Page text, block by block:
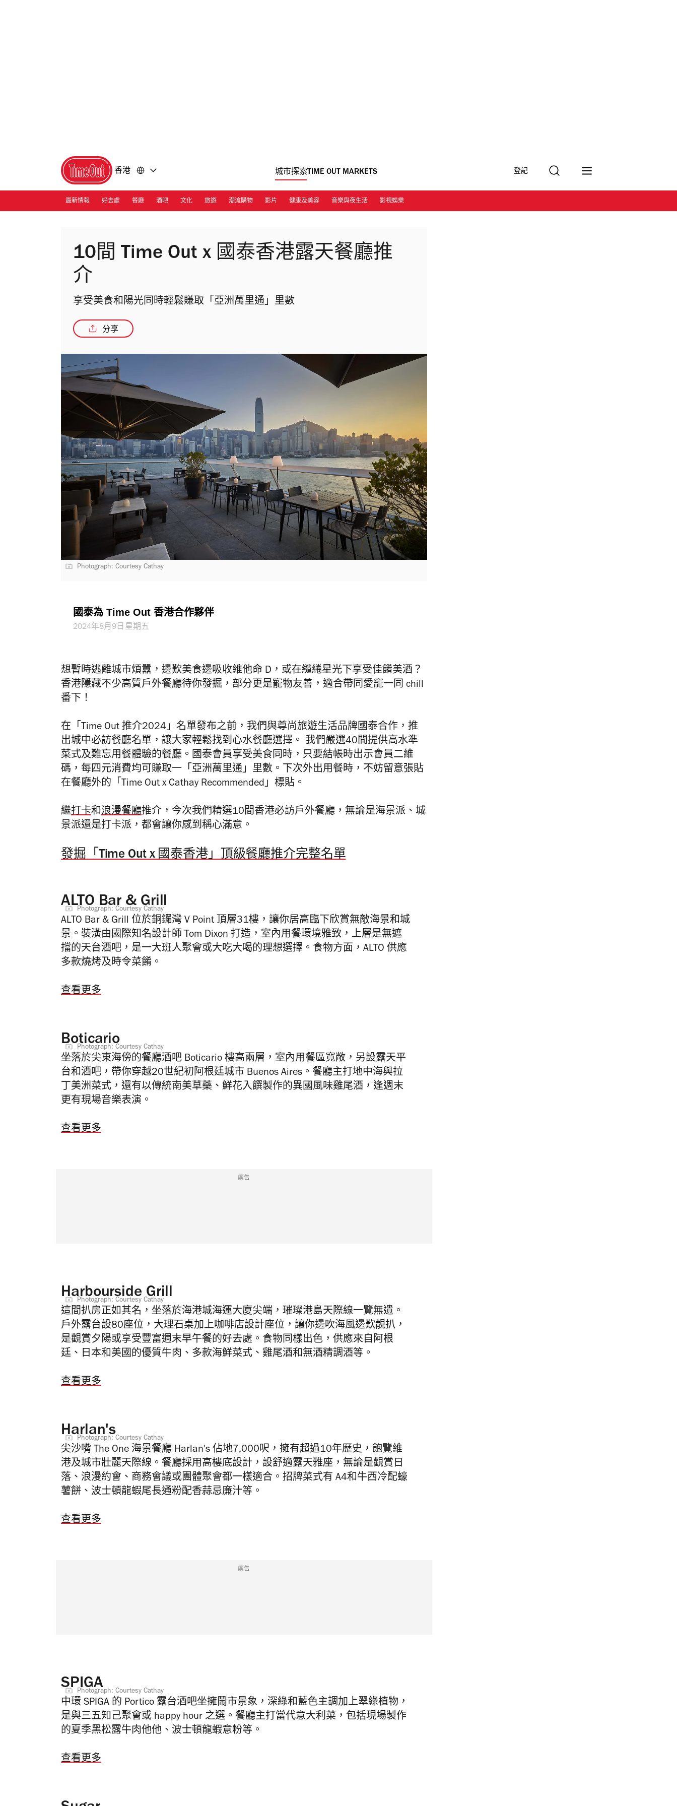
香港 城市探索TIME OUT MARKETS 登記
最新情報 好去處 餐廳 酒吧 文化 旅遊 潮流購物 影片 健康及美容 音樂與夜生活 影視娛樂
10間 Time Out x 國泰香港露天餐廳推
介
享受美食和陽光同時輕鬆賺取「亞洲萬里通」里數
分享
Photograph: Courtesy Cathay
國泰為 Time Out 香港合作夥伴
2024年8月9日星期五
想暫時逃離城市煩囂，邊歎美食邊吸收維他命 D，或在繾綣星光下享受佳餚美酒？
香港隱藏不少高質戶外餐廳待你發掘，部分更是寵物友善，適合帶同愛竉一同 chill
番下！
在「Time Out 推介2024」名單發布之前，我們與尊尚旅遊生活品牌國泰合作，推
出城中必訪餐廳名單，讓大家輕鬆找到心水餐廳選擇。 我們嚴選40間提供高水準
菜式及難忘用餐體驗的餐廳。國泰會員享受美食同時，只要結帳時出示會員二維
碼，每四元消費均可賺取一「亞洲萬里通」里數。下次外出用餐時，不妨留意張貼
在餐廳外的「Time Out x Cathay Recommended」標貼。
繼打卡和浪漫餐廳推介，今次我們精選10間香港必訪戶外餐廳，無論是海景派、城
景派還是打卡派，都會讓你感到稱心滿意。
發掘「Time Out x 國泰香港」頂級餐廳推介完整名單
ALTO Bar & Grill
Photograph: Courtesy Cathay
ALTO Bar & Grill 位於銅鑼灣 V Point 頂層31樓，讓你居高臨下欣賞無敵海景和城
景。裝潢由國際知名設計師 Tom Dixon 打造，室內用餐環境雅致，上層是無遮
擋的天台酒吧，是一大班人聚會或大吃大喝的理想選擇。食物方面，ALTO 供應
多款燒烤及時令菜餚。
查看更多
Boticario
Photograph: Courtesy Cathay
坐落於尖東海傍的餐廳酒吧 Boticario 樓高兩層，室內用餐區寬敞，另設露天平
台和酒吧，帶你穿越20世紀初阿根廷城市 Buenos Aires。餐廳主打地中海與拉
丁美洲菜式，還有以傳統南美草藥、鮮花入饌製作的異國風味雞尾酒，逢週末
更有現場音樂表演。
查看更多
廣告
Harbourside Grill
Photograph: Courtesy Cathay
這間扒房正如其名，坐落於海港城海運大廈尖端，璀璨港島天際線一覽無遺。
戶外露台設80座位，大理石桌加上咖啡店設計座位，讓你邊吹海風邊歎靚扒，
是觀賞夕陽或享受豐富週末早午餐的好去處。食物同樣出色，供應來自阿根
廷、日本和美國的優質牛肉、多款海鮮菜式、雞尾酒和無酒精調酒等。
查看更多
Harlan's
Photograph: Courtesy Cathay
尖沙嘴 The One 海景餐廳 Harlan's 佔地7,000呎，擁有超過10年歷史，飽覽維
港及城市壯麗天際線。餐廳採用高樓底設計，設舒適露天雅座，無論是觀賞日
落、浪漫約會、商務會議或團體聚會都一樣適合。招牌菜式有 A4和牛西冷配蠔
薯餅、波士頓龍蝦尾長通粉配香蒜忌廉汁等。
查看更多
廣告
SPIGA
Photograph: Courtesy Cathay
中環 SPIGA 的 Portico 露台酒吧坐擁鬧市景象，深綠和藍色主調加上翠綠植物，
是與三五知己聚會或 happy hour 之選。餐廳主打當代意大利菜，包括現場製作
的夏季黑松露牛肉他他、波士頓龍蝦意粉等。
查看更多